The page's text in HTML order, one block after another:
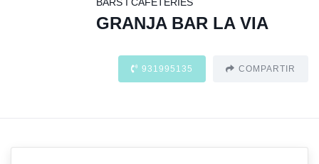
BARS I CAFETERIES
GRANJA BAR LA VIA
931995135 COMPARTIR